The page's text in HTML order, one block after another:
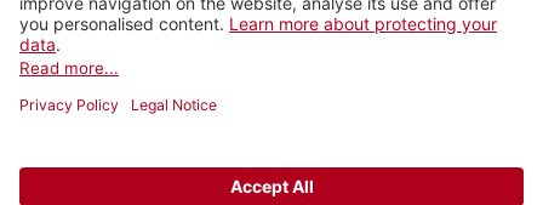
2022Pop